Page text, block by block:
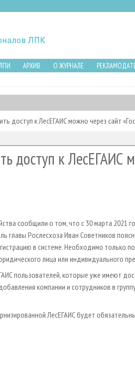
АРХИВ О ЖУРНАЛЕ
доступ к ЛесЕГАИС можно через сайт
доступ к ЛесЕГАИС
сообщили о том, что с 30 марта 2021
главы Рослесхоза Иван Советников
в системе. Необходимо только
лица или индивидуального
пользователей, которые уже имеют
компании и сотрудников в
ЛесЕГАИС будет